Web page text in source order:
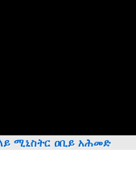
ሚኒስትር ዐቢይ አሕመድ